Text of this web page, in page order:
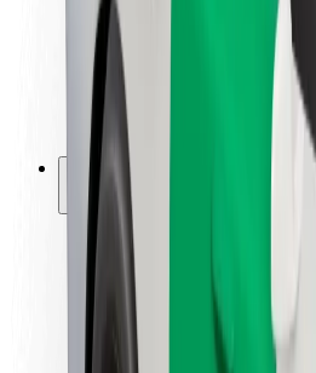
Viaggia in sicurezza
Guida in sicurezza
Vai in sicurezza
Laboratorio sulla Sicurezza
Città
Posizioni
Soluzioni Per la Città
Aeroporti
Stazioni di ricarica